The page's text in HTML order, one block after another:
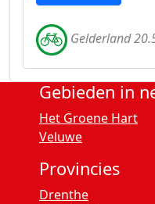
Gelderland
Gebieden in
Het Groene Hart
Veluwe
Provincies
Drenthe